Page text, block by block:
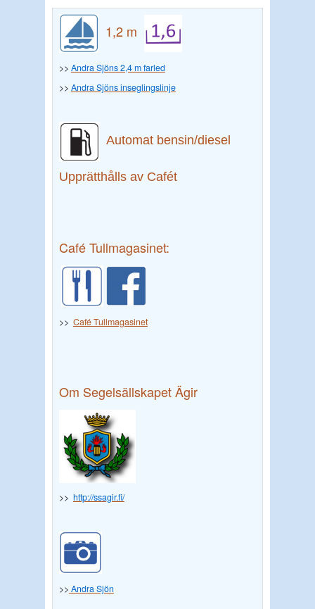
1,2 m
>> Andra Sjöns 2,4 m farled
>> Andra Sjöns inseglingslinje
Automat bensin/diesel
Upprätthålls av Cafét
Café Tullmagasinet:
>> Café Tullmagasinet
Om Segelsällskapet Ägir
>> http://ssagir.fi/
>> Andra Sjön